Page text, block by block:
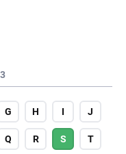
G H I J
Q R S T